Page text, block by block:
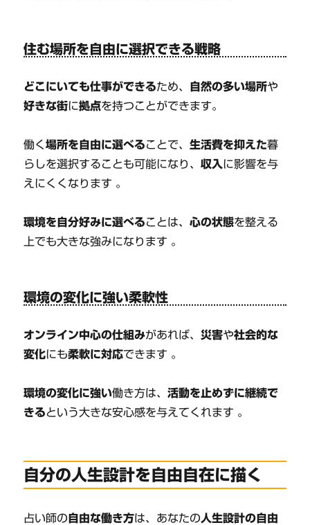
住む場所を自由に選択できる戦略
どこにいても仕事ができるため、 自然の多い場所や
好きな街に拠点を持つことができます。
働く場所を自由に選べることで、生活費を抑えた暮
らしを選択することも可能になり、収入に影響を与
えにくくなります 。
環境を自分好みに選べることは、心の状態を整える
上でも大きな強みになります 。
環境の変化に強い柔軟性
オンライン中心の仕組みがあれば、災害や社会的な
変化にも柔軟に対応できます 。
環境の変化に強い働き方は、活動を止めずに継続で
きるという大きな安心感を与えてくれます 。
自分の人生設計を自由自在に描く
占い師の 自由な働き方は、あなたの人生設計の自由